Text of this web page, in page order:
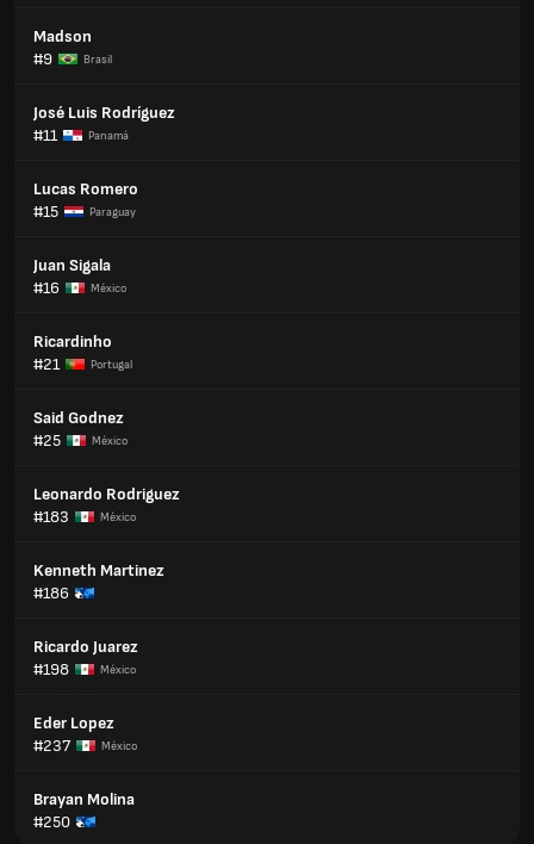
Madson
#9
Brasil
José Luis Rodríguez
#11
Panamá
Lucas Romero
#15
Paraguay
Juan Sigala
#16
México
Ricardinho
#21
Portugal
Said Godnez
#25
México
Leonardo Rodriguez
#183
México
Kenneth Martinez
#186
Ricardo Juarez
#198
México
Eder Lopez
#237
México
Brayan Molina
#250